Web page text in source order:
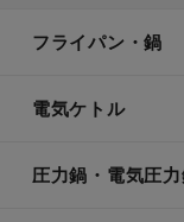
フライパン・鍋
電気ケトル
圧力鍋・電気圧